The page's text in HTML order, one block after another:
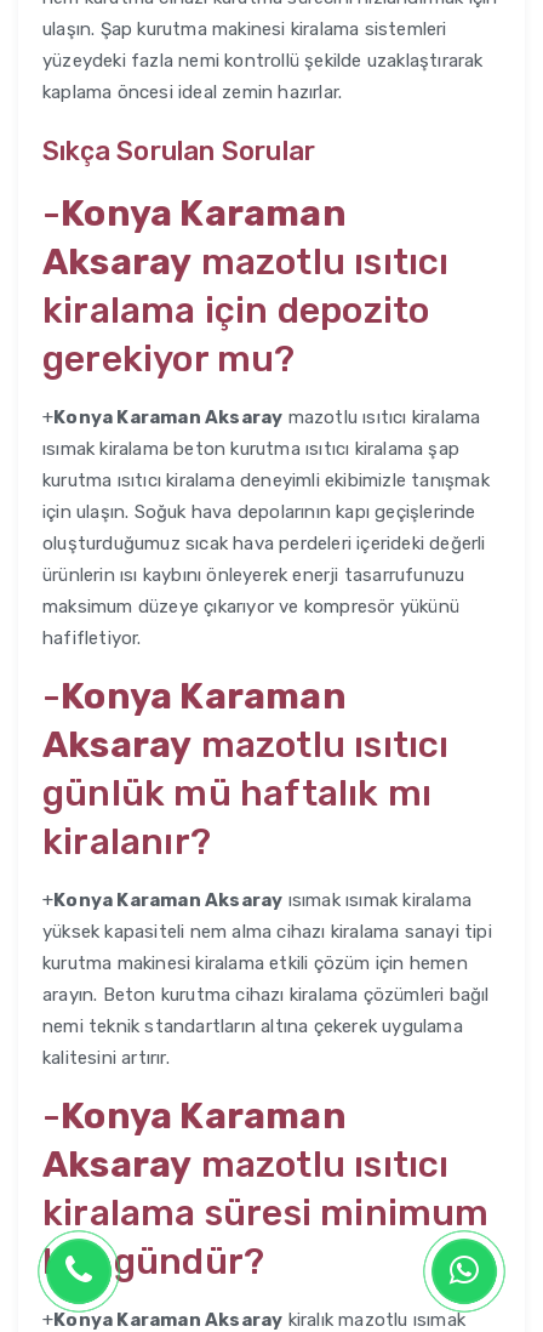
ulaşın. Şap kurutma makinesi kiralama sistemleri
yüzeydeki fazla nemi kontrollü şekilde uzaklaştırarak
kaplama öncesi ideal zemin hazırlar.
Sıkça Sorulan Sorular
-Konya Karaman
Aksaray mazotlu ısıtıcı
kiralama için depozito
gerekiyor mu?
+Konya Karaman Aksaray mazotlu ısıtıcı kiralama
ısımak kiralama beton kurutma ısıtıcı kiralama şap
kurutma ısıtıcı kiralama deneyimli ekibimizle tanışmak
için ulaşın. Soğuk hava depolarının kapı geçişlerinde
oluşturduğumuz sıcak hava perdeleri içerideki değerli
ürünlerin ısı kaybını önleyerek enerji tasarrufunuzu
maksimum düzeye çıkarıyor ve kompresör yükünü
hafifletiyor.
-Konya Karaman
Aksaray mazotlu ısıtıcı
günlük mü haftalık mı
kiralanır?
+Konya Karaman Aksaray ısımak ısımak kiralama
yüksek kapasiteli nem alma cihazı kiralama sanayi tipi
kurutma makinesi kiralama etkili çözüm için hemen
arayın. Beton kurutma cihazı kiralama çözümleri bağıl
nemi teknik standartların altına çekerek uygulama
kalitesini artırır.
-Konya Karaman
Aksaray mazotlu ısıtıcı
kiralama süresi minimum
kaç gündür?
+Konya Karaman Aksaray kiralık mazotlu ısımak